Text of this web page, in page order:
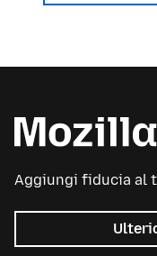
Aggiungi fiducia al